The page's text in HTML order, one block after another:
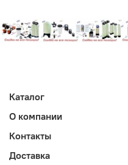
Каталог
О компании
Контакты
Доставка